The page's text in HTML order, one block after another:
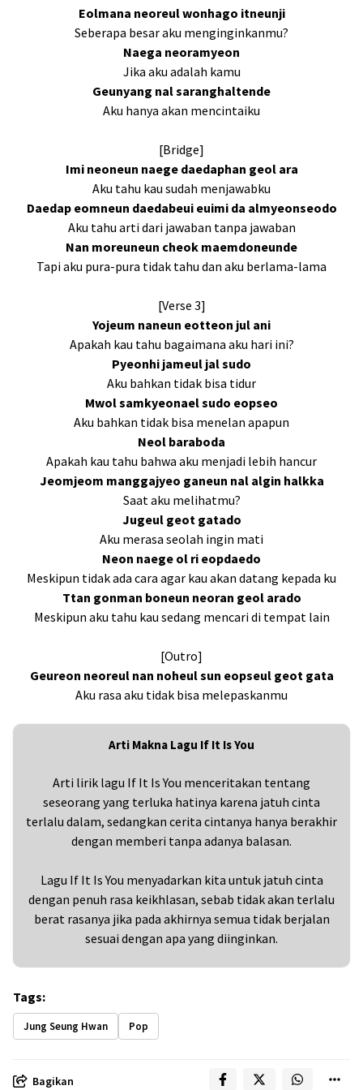
Eolmana neoreul wonhago itneunji
Seberapa besar aku menginginkanmu?
Naega neoramyeon
Jika aku adalah kamu
Geunyang nal saranghaltende
Aku hanya akan mencintaiku
[Bridge]
Imi neoneun naege daedaphan geol ara
Aku tahu kau sudah menjawabku
Daedap eomneun daedabeui euimi da almyeonseodo
Aku tahu arti dari jawaban tanpa jawaban
Nan moreuneun cheok maemdoneunde
Tapi aku pura-pura tidak tahu dan aku berlama-lama
[Verse 3]
Yojeum naneun eotteon jul ani
Apakah kau tahu bagaimana aku hari ini?
Pyeonhi jameul jal sudo
Aku bahkan tidak bisa tidur
Mwol samkyeonael sudo eopseo
Aku bahkan tidak bisa menelan apapun
Neol baraboda
Apakah kau tahu bahwa aku menjadi lebih hancur
Jeomjeom manggajyeo ganeun nal algin halkka
Saat aku melihatmu?
Jugeul geot gatado
Aku merasa seolah ingin mati
Neon naege ol ri eopdaedo
Meskipun tidak ada cara agar kau akan datang kepada ku
Ttan gonman boneun neoran geol arado
Meskipun aku tahu kau sedang mencari di tempat lain
[Outro]
Geureon neoreul nan noheul sun eopseul geot gata
Aku rasa aku tidak bisa melepaskanmu
Arti Makna Lagu If It Is You
Arti lirik lagu If It Is You menceritakan tentang
seseorang yang terluka hatinya karena jatuh cinta
terlalu dalam, sedangkan cerita cintanya hanya berakhir
dengan memberi tanpa adanya balasan.
Lagu If It Is You menyadarkan kita untuk jatuh cinta
dengan penuh rasa keikhlasan, sebab tidak akan terlalu
berat rasanya jika pada akhirnya semua tidak berjalan
sesuai dengan apa yang diinginkan.
Tags:
Jung Seung Hwan Pop
Bagikan